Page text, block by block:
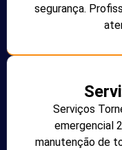
segurança.
Serviços
emergencial
manutenção de